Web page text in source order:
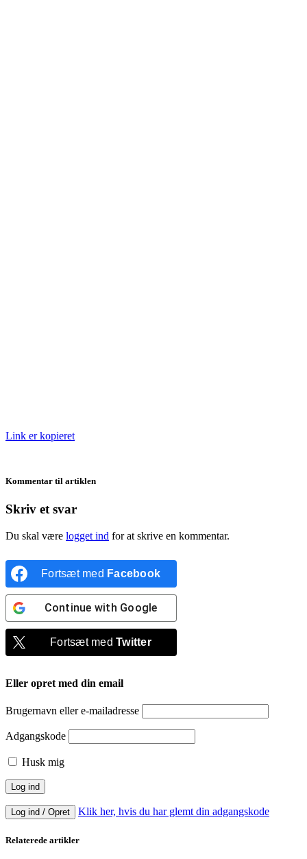
Link er kopieret
Kommentar til artiklen
Skriv et svar
Du skal være logget ind for at skrive en kommentar.
Fortsæt med Facebook
Continue with Google
Fortsæt medTwitter
Eller opret med din email
Brugernavn eller e-mailadresse
Adgangskode
Husk mig
Log ind / Opret Klik her, hvis du har glemt din adgangskode
Relaterede artikler